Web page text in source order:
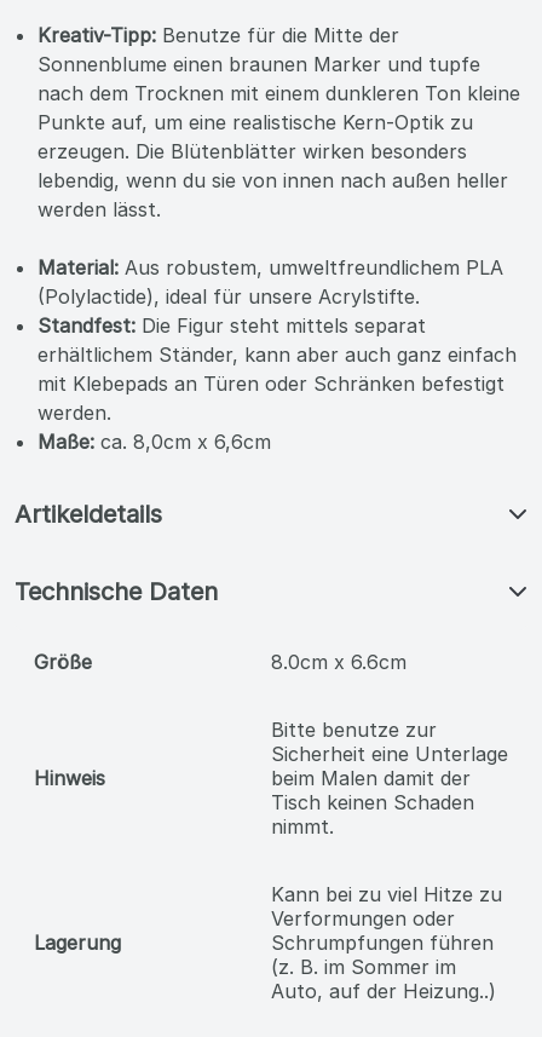
Kreativ-Tipp: Benutze für die Mitte der
Sonnenblume einen braunen Marker und tupfe
nach dem Trocknen mit einem dunkleren Ton kleine
Punkte auf, um eine realistische Kern-Optik zu
erzeugen. Die Blütenblätter wirken besonders
lebendig, wenn du sie von innen nach außen heller
werden lässt.
Material: Aus robustem, umweltfreundlichem PLA
(Polylactide), ideal für unsere Acrylstifte.
Standfest: Die Figur steht mittels separat
erhältlichem Ständer, kann aber auch ganz einfach
mit Klebepads an Türen oder Schränken befestigt
werden.
Maße: ca. 8,0cm x 6,6cm
Artikeldetails
Technische Daten
Größe 8.0cm x 6.6cm
Hinweis
Bitte benutze zur
Sicherheit eine Unterlage
beim Malen damit der
Tisch keinen Schaden
nimmt.
Lagerung
Kann bei zu viel Hitze zu
Verformungen oder
Schrumpfungen führen
(z. B. im Sommer im
Auto, auf der Heizung..)